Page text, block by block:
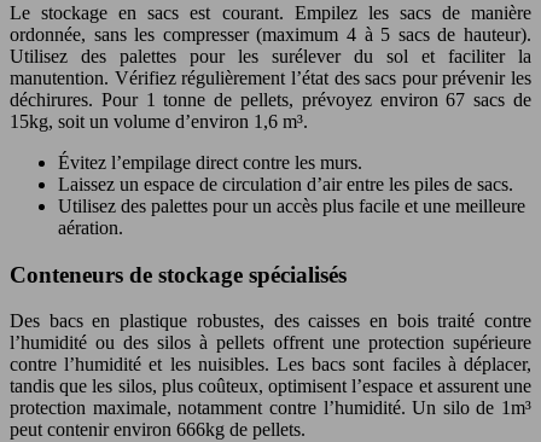
Le stockage en sacs est courant. Empilez les sacs de manière
ordonnée, sans les compresser (maximum 4 à 5 sacs de hauteur).
Utilisez des palettes pour les surélever du sol et faciliter la
manutention. Vérifiez régulièrement l’état des sacs pour prévenir les
déchirures. Pour 1 tonne de pellets, prévoyez environ 67 sacs de
15kg, soit un volume d’environ 1,6 m³.
Évitez l’empilage direct contre les murs.
Laissez un espace de circulation d’air entre les piles de sacs.
Utilisez des palettes pour un accès plus facile et une meilleure
aération.
Conteneurs de stockage spécialisés
Des bacs en plastique robustes, des caisses en bois traité contre
l’humidité ou des silos à pellets offrent une protection supérieure
contre l’humidité et les nuisibles. Les bacs sont faciles à déplacer,
tandis que les silos, plus coûteux, optimisent l’espace et assurent une
protection maximale, notamment contre l’humidité. Un silo de 1m³
peut contenir environ 666kg de pellets.